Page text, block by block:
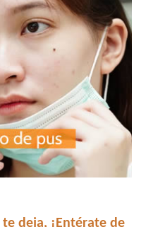
deja, ¡Entérate de